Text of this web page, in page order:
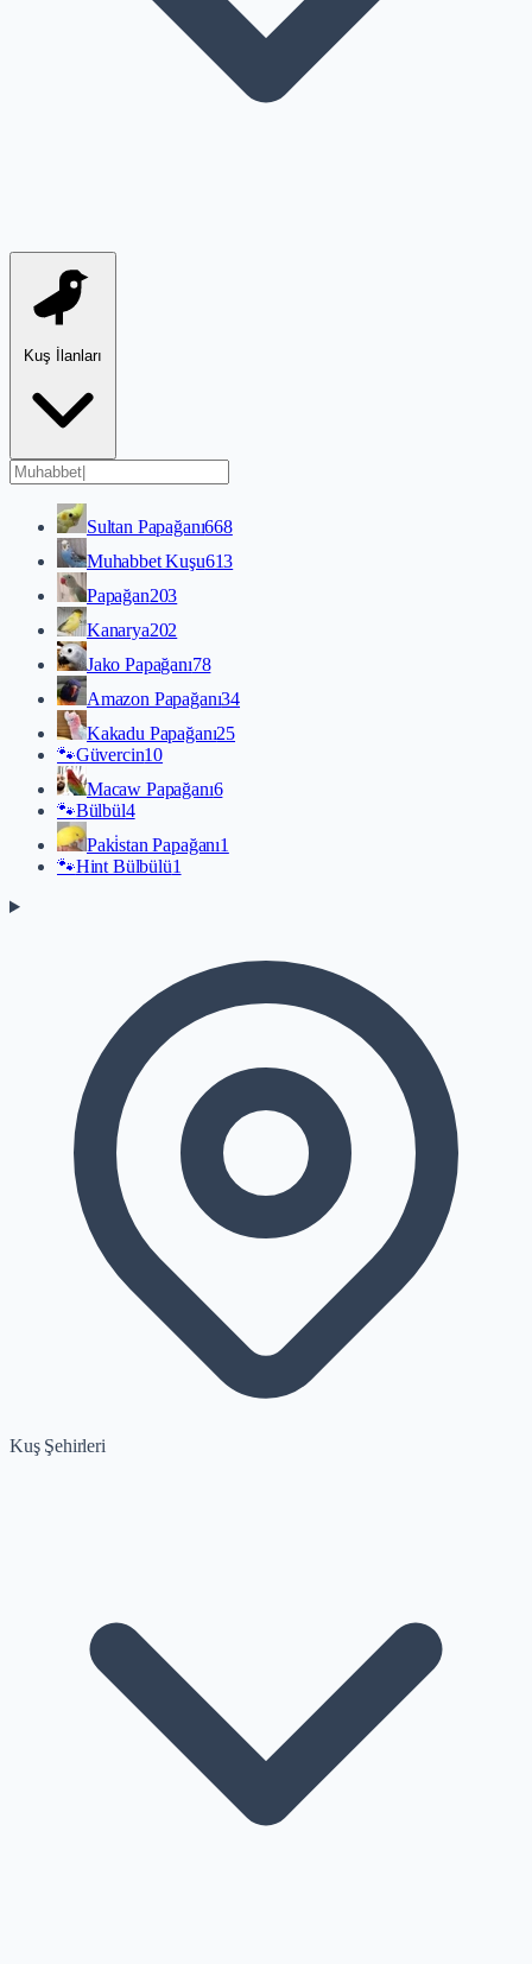
Kuş İlanları
Sultan Papağanı668
Muhabbet Kuşu613
Papağan203
Kanarya202
Jako Papağanı78
Amazon Papağanı34
Kakadu Papağanı25
🐾Güvercin10
Macaw Papağanı6
🐾Bülbül4
Paki̇stan Papağanı1
🐾Hint Bülbülü1
Kuş Şehirleri